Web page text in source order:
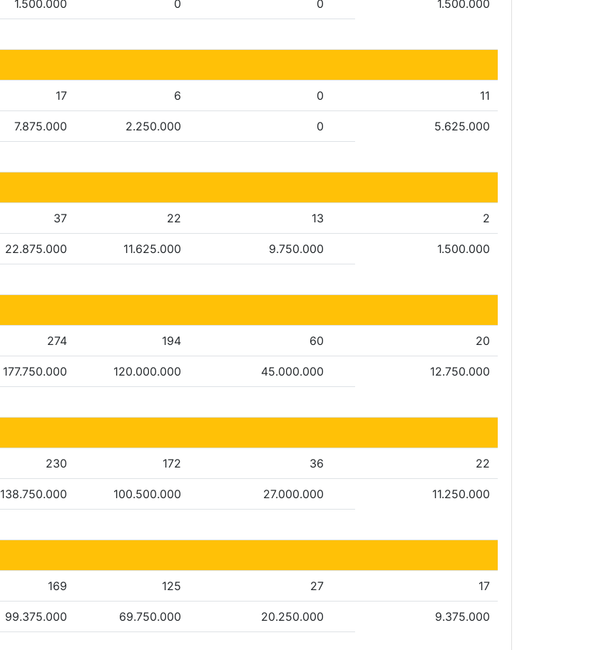
1.500.000 0 0 1.500.000
17 6 0 11
7.875.000 2.250.000 0 5.625.000
37 22 13 2
22.875.000 11.625.000 9.750.000 1.500.000
274 194 60 20
177.750.000 120.000.000 45.000.000 12.750.000
230 172 36 22
138.750.000 100.500.000 27.000.000 11.250.000
169 125 27 17
99.375.000 69.750.000 20.250.000 9.375.000